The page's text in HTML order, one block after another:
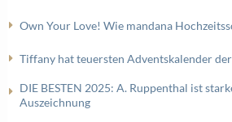
Own Your Love! Wie mandana
Tiffany hat teuersten Adventskalender
DIE BESTEN 2025: A. Ruppenthal ist
Auszeichnung